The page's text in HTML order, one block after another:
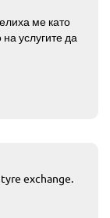
ме като
услугите да
exchange.